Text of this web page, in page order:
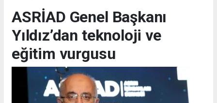
ASRİAD Genel Başkanı
Yıldız’dan teknoloji ve
eğitim vurgusu